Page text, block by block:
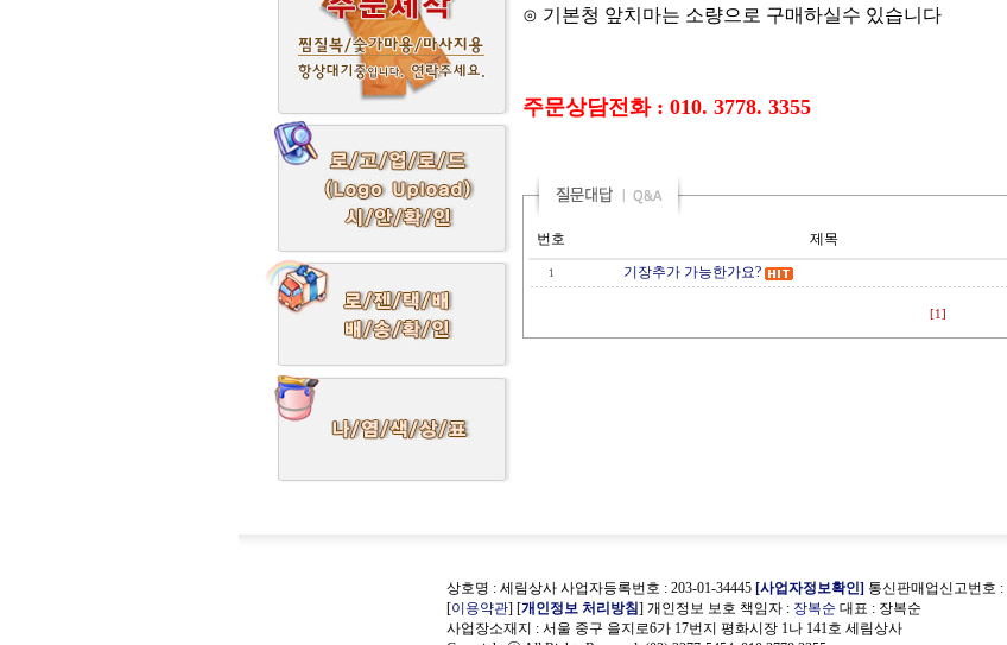
⊙ 기본청 앞치마는 소량으로 구매하실수 있습니다
주문상담전화 : 010. 3778. 3355
번호 제목
1 기장추가 가능한가요?
[1]
상호명 : 세림상사 사업자등록번호 : 203-01-34445 [사업자정보확인] 통신판매업신고번호 :
[이용약관] [개인정보 처리방침] 개인정보 보호 책임자 : 장복순 대표 : 장복순
사업장소재지 : 서울 중구 을지로6가 17번지 평화시장 1나 141호 세림상사